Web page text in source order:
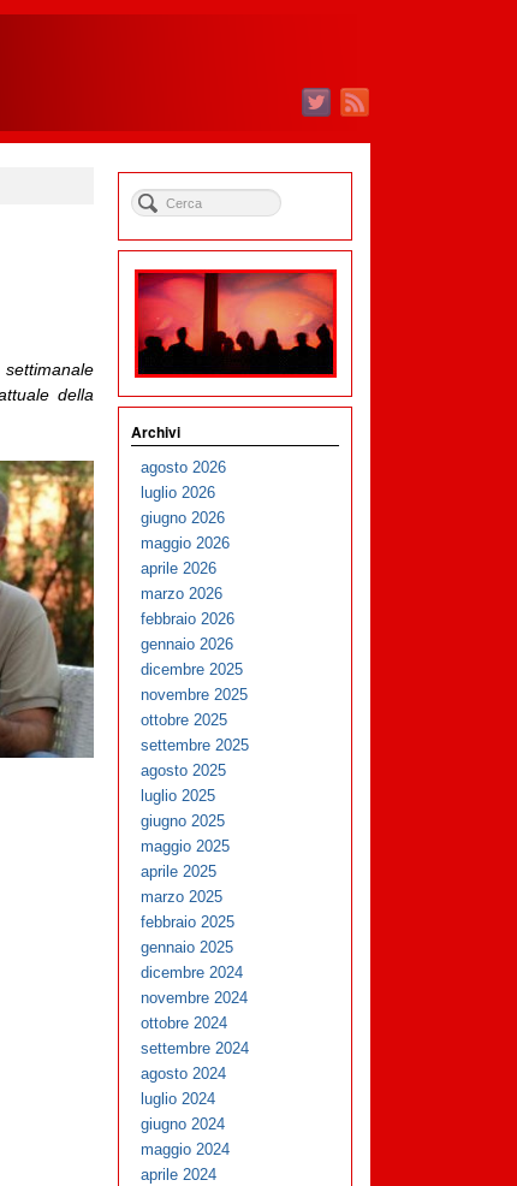
della
Archivi
agosto 2026
luglio 2026
giugno 2026
maggio 2026
aprile 2026
marzo 2026
febbraio 2026
gennaio 2026
dicembre 2025
novembre 2025
ottobre 2025
settembre 2025
agosto 2025
luglio 2025
giugno 2025
maggio 2025
aprile 2025
marzo 2025
febbraio 2025
gennaio 2025
dicembre 2024
novembre 2024
ottobre 2024
settembre 2024
agosto 2024
luglio 2024
giugno 2024
maggio 2024
aprile 2024